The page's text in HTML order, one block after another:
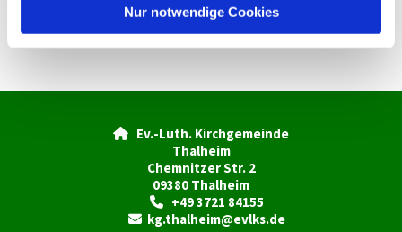
Nur notwendige Cookies

Ev.-Luth. Kirchgemeinde
Thalheim
Chemnitzer Str. 2
09380 Thalheim
+49 3721 84155
 kg.thalheim@evlks.de